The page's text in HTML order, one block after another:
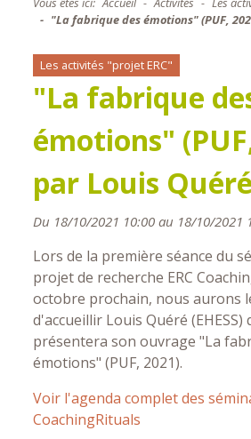
"La fabrique des émotions" (PUF,
Les activités "projet ERC"
"La fabrique
émotions"
par Louis Quéré
Du 18/10/2021 10:00 au 18/10/2021
Lors de la première séance du
projet de recherche ERC
octobre prochain, nous aurons
d'accueillir Louis Quéré (EHESS)
présentera son ouvrage "La
émotions" (PUF, 2021).
Voir l'agenda complet des
CoachingRituals